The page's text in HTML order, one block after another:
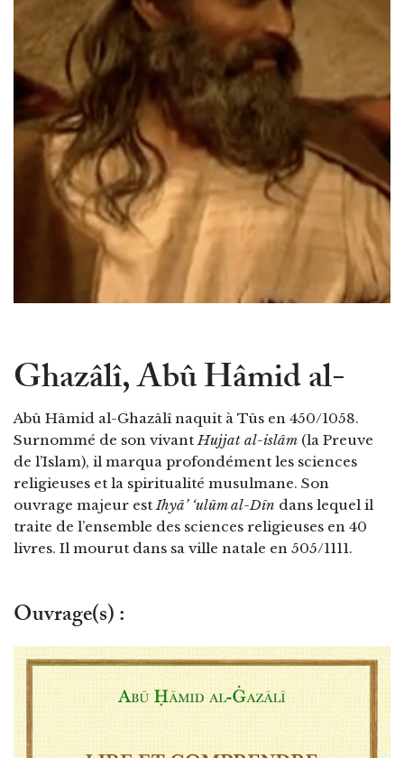
Ghazâlî, Abû Hâmid al-
Abû Hâmid al-Ghazâlî naquit à Tûs en 450/1058.
Surnommé de son vivantHujjat al-islâm (la Preuve
de l’Islam), il marqua profondément les sciences
religieuses et la spiritualité musulmane. Son
ouvrage majeur estIhyâ’ ‘ulûm al-Dîn dans lequel il
traite de l’ensemble des sciences religieuses en 40
livres. Il mourut dans sa ville natale en 505/1111.
Ouvrage(s) :